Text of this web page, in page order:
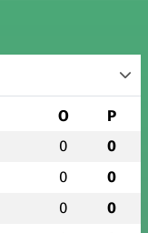
O P
0 0
0 0
0 0